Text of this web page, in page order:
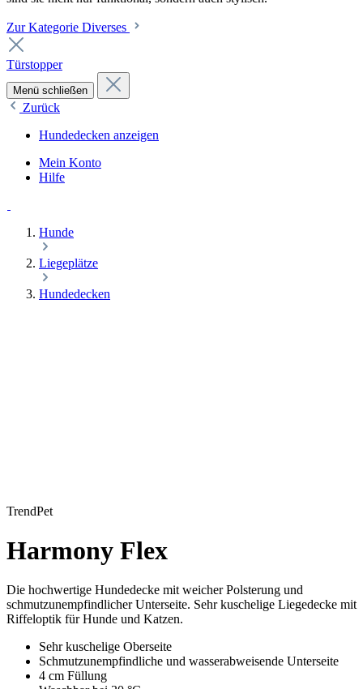
Zur Kategorie Diverses
Türstopper
Menü schließen
Zurück
Hundedecken anzeigen
Mein Konto
Hilfe
Hunde
Liegeplätze
Hundedecken
TrendPet
Harmony Flex
Die hochwertige Hundedecke mit weicher Polsterung und
schmutzunempfindlicher Unterseite. Sehr kuschelige Liegedecke mit
Riffeloptik für Hunde und Katzen.
Sehr kuschelige Oberseite
Schmutzunempfindliche und wasserabweisende Unterseite
4 cm Füllung